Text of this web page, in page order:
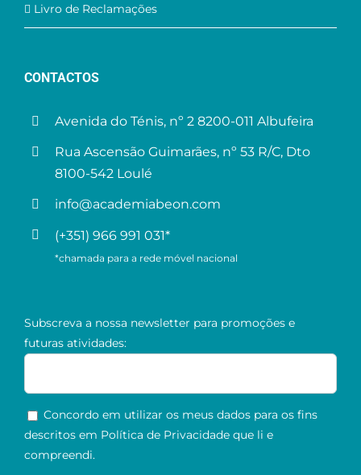
Livro de Reclamações
CONTACTOS
Avenida do Ténis, nº 2 8200-011 Albufeira
Rua Ascensão Guimarães, nº 53 R/C, Dto
8100-542 Loulé
info@academiabeon.com
(+351) 966 991 031*
*chamada para a rede móvel nacional
Subscreva a nossa newsletter para promoções e
futuras atividades:
Concordo em utilizar os meus dados para os fins
descritos em Política de Privacidade que li e
compreendi.